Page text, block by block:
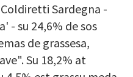
Sardegna -
- su 24,6% de sos
de grassesa,
Su 18,2% at